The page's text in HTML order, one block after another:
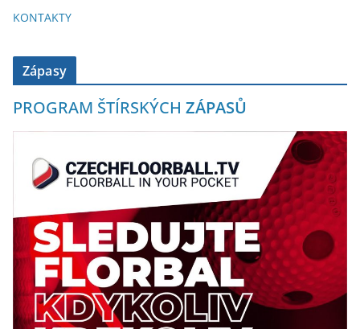
KONTAKTY
Zápasy
PROGRAM ŠTÍRSKÝCH ZÁPASŮ